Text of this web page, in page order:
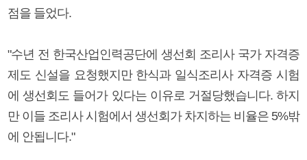
점을 들었다.
"수년 전 한국산업인력공단에 생선회 조리사 국가 자격증
제도 신설을 요청했지만 한식과 일식조리사 자격증 시험
에 생선회도 들어가 있다는 이유로 거절당했습니다. 하지
만 이들 조리사 시험에서 생선회가 차지하는 비율은 5%밖
에 안됩니다."